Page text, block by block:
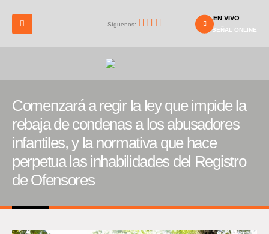
Síguenos:
EN VIVO
SEÑAL ONLINE
Comenzará a regir la ley que impide la
rebaja de condenas a los abusadores
infantiles, y la normativa que hace
perpetua las inhabilidades del Registro
de Ofensores